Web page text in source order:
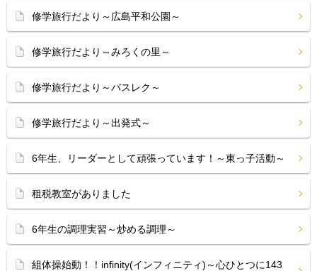
修学旅行だより～広島平和公園～
修学旅行だより～みろくの里～
修学旅行だより～バスレク～
修学旅行だより～出発式～
6年生、リーダーとして頑張っています！～東っ子活動～
租税教室がありました
6年生の調理実習～炒める調理～
組体操始動！！infinity(インフィニティ)～心ひとつに143